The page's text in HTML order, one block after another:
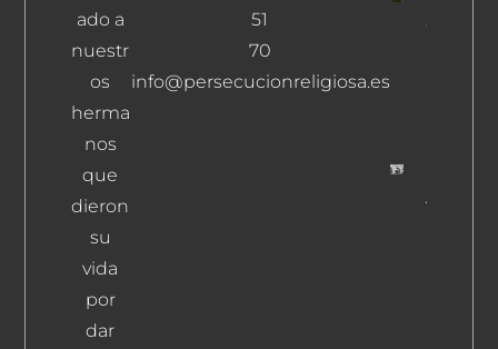
ado a
nuestr
os
herma
nos
que
dieron
su
vida
por
dar
51
70
info@persecucionreligiosa.es
Calleja
Alzola